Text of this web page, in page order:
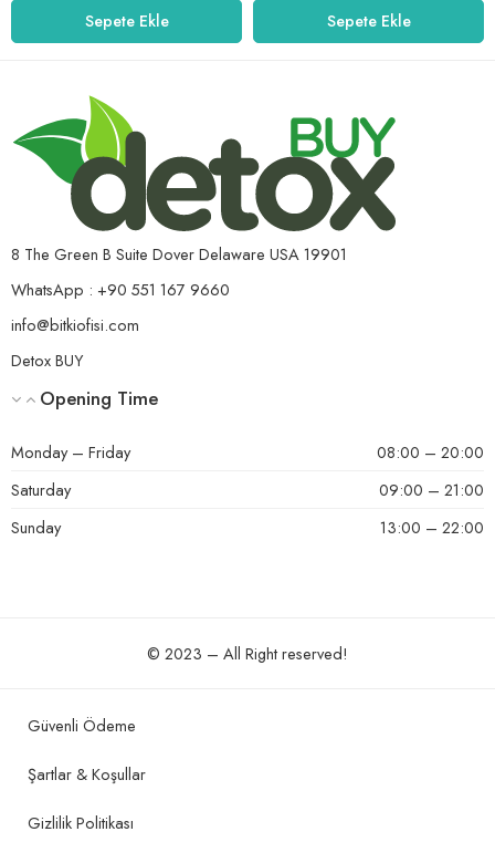
Sepete Ekle Sepete Ekle
8 The Green B Suite Dover Delaware USA 19901
WhatsApp : +90 551 167 9660
info@bitkiofisi.com
Detox BUY
Opening Time
Monday – Friday
08:00 – 20:00
Saturday
09:00 – 21:00
Sunday
13:00 – 22:00
© 2023 – All Right reserved!
Güvenli Ödeme
Şartlar & Koşullar
Gizlilik Politikası